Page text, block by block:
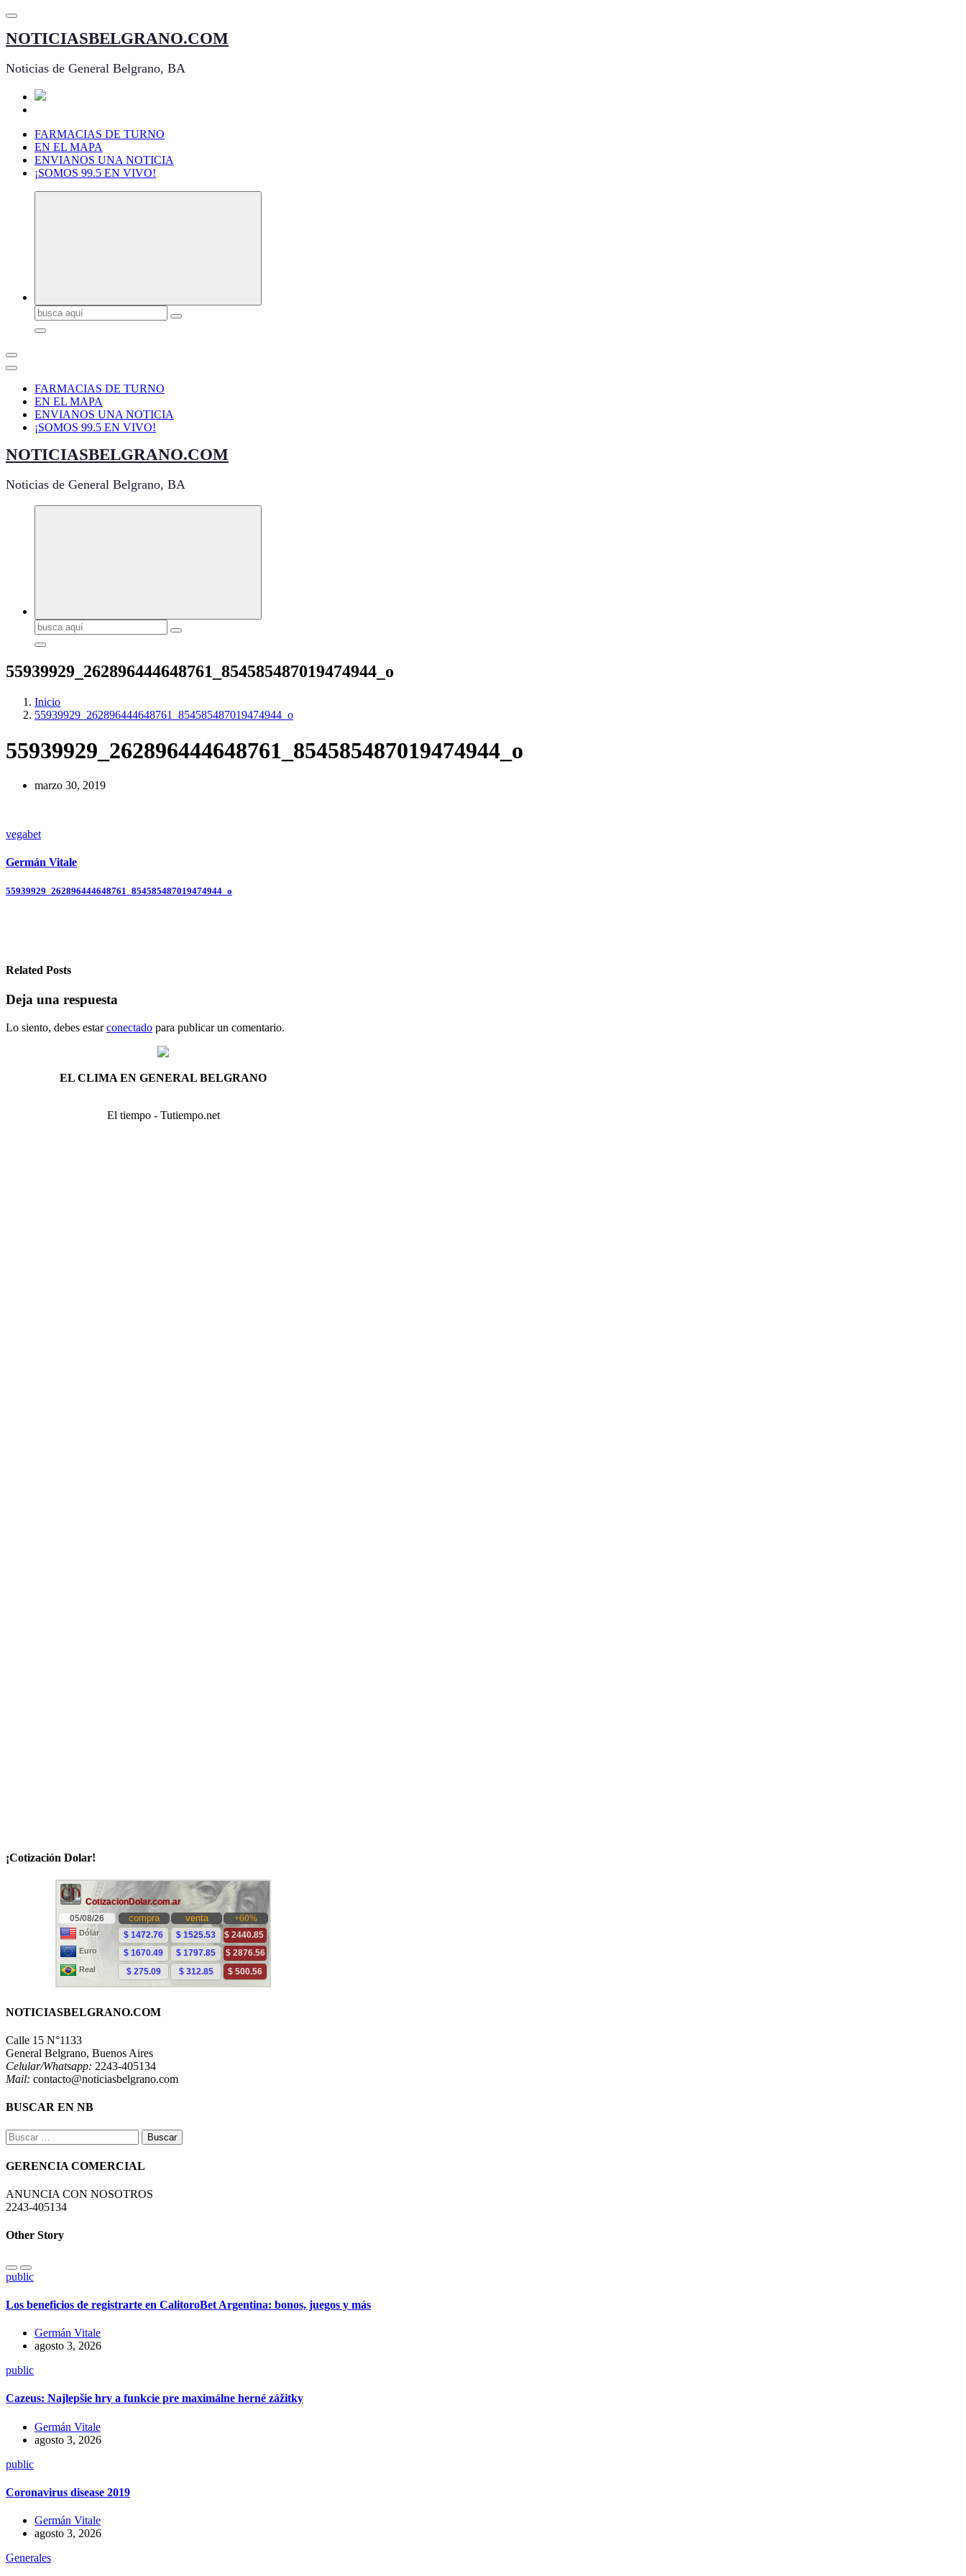
Saltar
contenido
NOTICIASBELGRANO.COM
Noticias de General Belgrano, BA
FARMACIAS DE TURNO
EN EL MAPA
ENVIANOS UNA NOTICIA
¡SOMOS 99.5 EN VIVO!
Buscar:
FARMACIAS DE TURNO
EN EL MAPA
ENVIANOS UNA NOTICIA
¡SOMOS 99.5 EN VIVO!
NOTICIASBELGRANO.COM
Noticias de General Belgrano, BA
Buscar:
55939929_262896444648761_854585487019474944_o
Inicio
55939929_262896444648761_854585487019474944_o
55939929_262896444648761_854585487019474944_o
marzo 30, 2019
vegabet
Germán Vitale
Navegación
55939929_262896444648761_854585487019474944_o
Related Posts
Deja una respuesta
Lo siento, debes estarconectado para publicar un comentario.
EL CLIMA EN GENERAL BELGRANO
El tiempo - Tutiempo.net
¡Cotización Dolar!
NOTICIASBELGRANO.COM
Calle 15 N°1133
General Belgrano, Buenos Aires
Celular/Whatsapp: 2243-405134
Mail: contacto@noticiasbelgrano.com
BUSCAR EN NB
Buscar:
GERENCIA COMERCIAL
ANUNCIA CON NOSOTROS
2243-405134
Other Story
public
Los beneficios de registrarte en CalitoroBet Argentina: bonos, juegos y más
Germán Vitale
agosto 3, 2026
public
Cazeus: Najlepšie hry a funkcie pre maximálne herné zážitky
Germán Vitale
agosto 3, 2026
public
Coronavirus disease 2019
Germán Vitale
agosto 3, 2026
Generales